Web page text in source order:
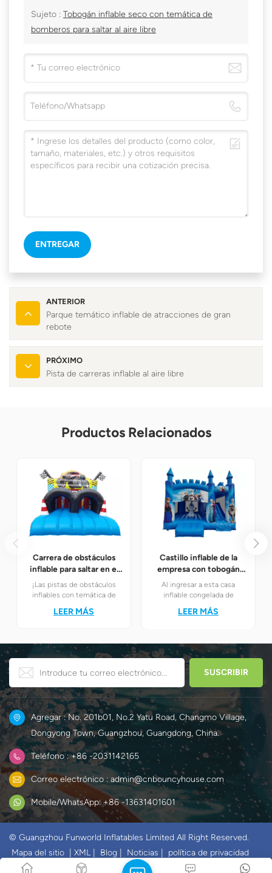
Sujeto : Tobogán inflable seco con temática de
bomberos para saltar al aire libre
ENTREGAR
ANTERIOR
Parque temático inflable de atracciones de gran
rebote
PRÓXIMO
Pista de carreras inflable al aire libre
Productos Relacionados
Carrera de obstáculos
inflable para saltar en el
patio trasero
¡Las pistas de obstáculos
inflables con temática de
carreras son sin duda la
mejor opción! Combinan a la
juego de obstáculos para
crear un mundo único y
LEER MÁS
Castillo inflable de la
empresa con tobogán
congelado
Al ingresar a esta casa
inflable congelada de
ensueño, los niños se
encontrarán
nieve de Elsa y Anna.
LEER MÁS
Agregar : No. 201b01, No.2 Yatu Road, Changmo Village,
Dongyong Town, Guangzhou, Guangdong, China.
Teléfono : +86 -2031142165
Correo electrónico : admin@cnbouncyhouse.com
Mobile/WhatsApp: +86 -13631401601
© Guangzhou Funworld Inflatables Limited All Right Reserved.
Mapa del sitio
XML Blog Noticias
política de privacidad
IPv6 RED SOPORTADA